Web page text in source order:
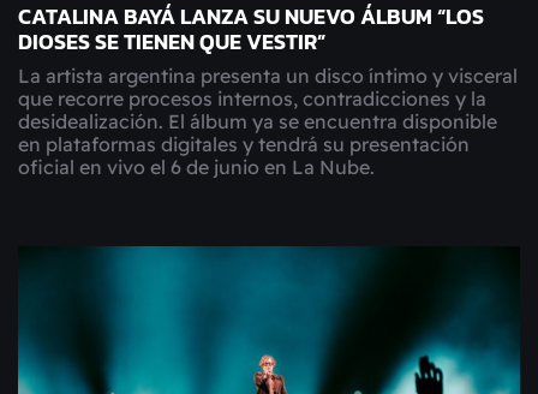
CATALINA BAYÁ LANZA SU NUEVO ÁLBUM “LOS
DIOSES SE TIENEN QUE VESTIR”
La artista argentina presenta un disco íntimo y visceral
que recorre procesos internos, contradicciones y la
desidealización. El álbum ya se encuentra disponible
en plataformas digitales y tendrá su presentación
oficial en vivo el 6 de junio en La Nube.